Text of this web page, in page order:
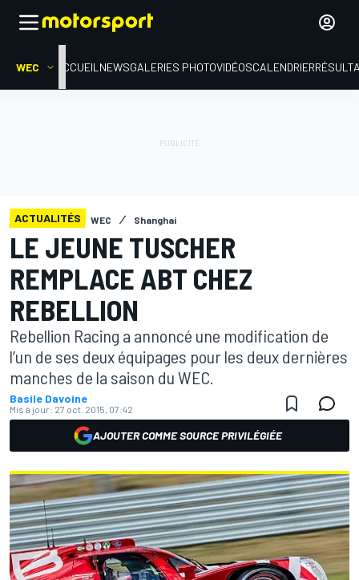
WEC ACCUEIL NEWSGALERIES PHOTOVIDÉOSCALENDRIER
ACTUALITÉS WEC Shanghai
LE JEUNE TUSCHER
REMPLACE ABT CHEZ
REBELLION
Rebellion Racing a annoncé une modification de
l’un de ses deux équipages pour les deux dernières
manches de la saison du WEC.
Basile Davoine
Mis à jour: 27 oct. 2015, 07:42
AJOUTER COMME SOURCE PRIVILÉGIÉE